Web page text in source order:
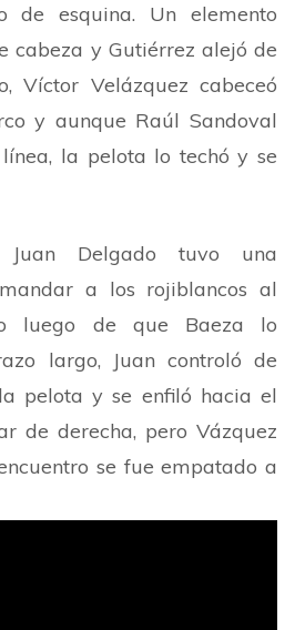
de esquina. Un elemento
cabeza y Gutiérrez alejó de
Víctor Velázquez cabeceó
y aunque Raúl Sandoval
la pelota lo techó y se
Juan Delgado tuvo una
a los rojiblancos al
luego de que Baeza lo
largo, Juan controló de
pelota y se enfiló hacia el
de derecha, pero Vázquez
se fue empatado a